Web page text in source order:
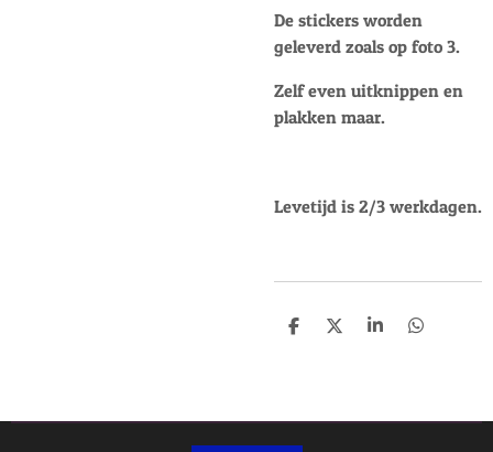
De stickers worden
geleverd zoals op foto 3.
Zelf even uitknippen en
plakken maar.
Levetijd is 2/3 werkdagen.
D
D
S
D